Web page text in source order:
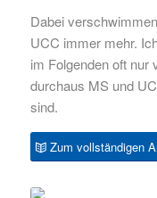
Dabei
UCC immer mehr.
im Folgenden oft nur
durchaus MS und
sind.
Zum vollständigen